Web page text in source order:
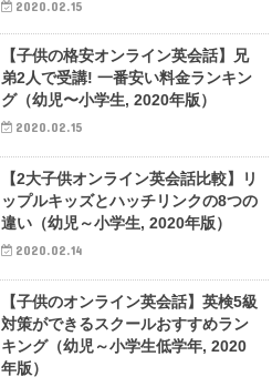
2020.02.15
【子供の格安オンライン英会話】兄
弟2人で受講! 一番安い料金ランキン
グ（幼児〜小学生, 2020年版）
2020.02.15
【2大子供オンライン英会話比較】リ
ップルキッズとハッチリンクの8つの
違い（幼児～小学生, 2020年版）
2020.02.14
【子供のオンライン英会話】英検5級
対策ができるスクールおすすめラン
キング（幼児～小学生低学年, 2020
年版）